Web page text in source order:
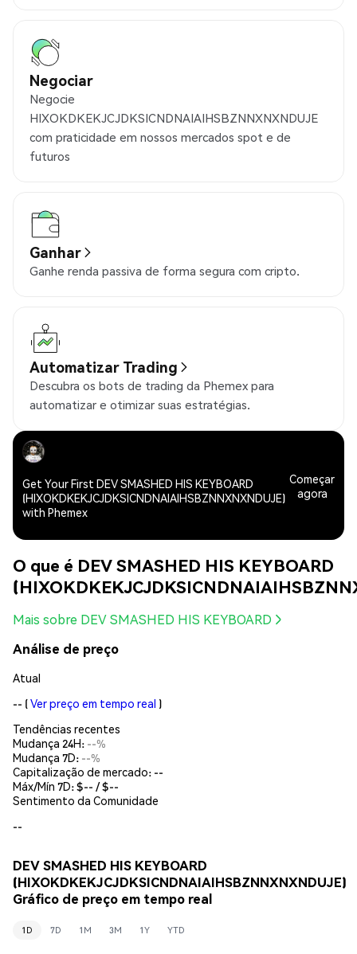
Negociar
Negocie
HIXOKDKEKJCJDKSICNDNAIAIHSBZNNXNXNDUJE
com praticidade em nossos mercados spot e de
futuros
Ganhar
Ganhe renda passiva de forma segura com cripto.
Automatizar Trading
Descubra os bots de trading da Phemex para
automatizar e otimizar suas estratégias.
Get Your First DEV SMASHED HIS KEYBOARD
(HIXOKDKEKJCJDKSICNDNAIAIHSBZNNXNXNDUJE)
with Phemex
Começar
agora
O que é DEV SMASHED HIS KEYBOARD
Mais sobre DEV SMASHED HIS KEYBOARD
Análise de preço
Atual
-- (Ver preço em tempo real )
Tendências recentes
Mudança 24H: --%
Mudança 7D: --%
Capitalização de mercado: --
Máx/Mín 7D: $-- / $--
Sentimento da Comunidade
--
DEV SMASHED HIS KEYBOARD
(HIXOKDKEKJCJDKSICNDNAIAIHSBZNNXNXNDUJE)
Gráfico de preço em tempo real
1D 7D 1M 3M 1Y YTD